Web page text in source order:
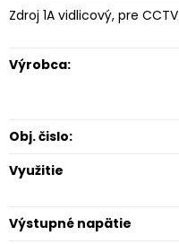
Zdroj 1A vidlicový, pre CCTV
Výrobca:
Obj. čislo:
Využitie
Výstupné napätie